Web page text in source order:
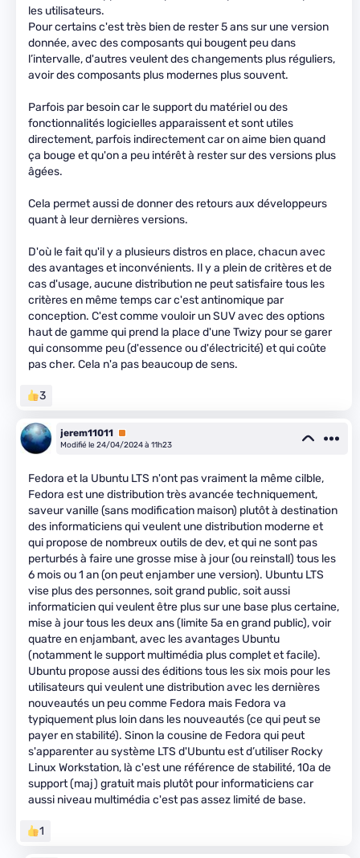
les utilisateurs.
Pour certains c'est très bien de rester 5 ans sur une version
donnée, avec des composants qui bougent peu dans
l’intervalle, d'autres veulent des changements plus réguliers,
avoir des composants plus modernes plus souvent.
Parfois par besoin car le support du matériel ou des
fonctionnalités logicielles apparaissent et sont utiles
directement, parfois indirectement car on aime bien quand
ça bouge et qu'on a peu intérêt à rester sur des versions plus
âgées.
Cela permet aussi de donner des retours aux développeurs
quant à leur dernières versions.
D'où le fait qu'il y a plusieurs distros en place, chacun avec
des avantages et inconvénients. Il y a plein de critères et de
cas d'usage, aucune distribution ne peut satisfaire tous les
critères en même temps car c'est antinomique par
conception. C'est comme vouloir un SUV avec des options
haut de gamme qui prend la place d'une Twizy pour se garer
qui consomme peu (d'essence ou d'électricité) et qui coûte
pas cher. Cela n'a pas beaucoup de sens.
3
jerem11011 Premium
Modifié le 24/04/2024 à 11h23
Fedora et la Ubuntu LTS n'ont pas vraiment la même cilble,
Fedora est une distribution très avancée techniquement,
saveur vanille (sans modification maison) plutôt à destination
des informaticiens qui veulent une distribution moderne et
qui propose de nombreux outils de dev, et qui ne sont pas
perturbés à faire une grosse mise à jour (ou reinstall) tous les
6 mois ou 1 an (on peut enjamber une version). Ubuntu LTS
vise plus des personnes, soit grand public, soit aussi
informaticien qui veulent être plus sur une base plus certaine,
mise à jour tous les deux ans (limite 5a en grand public), voir
quatre en enjambant, avec les avantages Ubuntu
(notamment le support multimédia plus complet et facile).
Ubuntu propose aussi des éditions tous les six mois pour les
utilisateurs qui veulent une distribution avec les dernières
nouveautés un peu comme Fedora mais Fedora va
typiquement plus loin dans les nouveautés (ce qui peut se
payer en stabilité). Sinon la cousine de Fedora qui peut
s'apparenter au système LTS d'Ubuntu est d’utiliser Rocky
Linux Workstation, là c'est une référence de stabilité, 10a de
support (maj) gratuit mais plutôt pour informaticiens car
aussi niveau multimédia c'est pas assez limité de base.
1